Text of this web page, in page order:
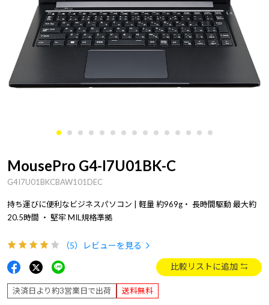
MousePro G4-I7U01BK-C
G4I7U01BKCBAW101DEC
持ち運びに便利なビジネスパソコン | 軽量 約969g・ 長時間駆動 最大約
20.5時間 ・ 堅牢 MIL規格準拠
（5） レビューを見る
比較リストに追加
決済日より約3営業日で出荷 送料無料